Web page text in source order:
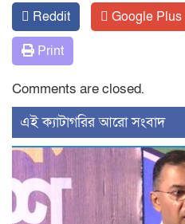
Reddit Google Plus
Print
Comments are closed.
‍এই ক্যাটাগরির ‍আরো সংবাদ